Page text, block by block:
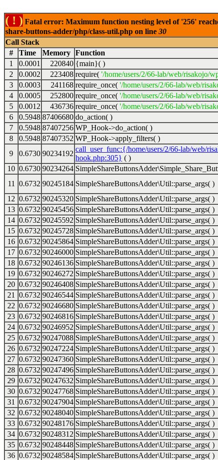
( ! ) Fatal error: Maximum function nesting level of '256'
share-buttons-adder/php/class-util.php on line 30
Call Stack
#
Time Memory Function
1
0.0001 220840 {main}( )
2
0.0002 223408 require( '/home/users/2/66-lab/web/risakojo/
3
0.0003 241168 require_once( '/home/users/2/66-lab/web/
4
0.0005 252800 require_once( '/home/users/2/66-lab/web/
5
0.0012 436736 require_once( '/home/users/2/66-lab/web/
6
0.5948 87406680 do_action( )
7
0.5948 87407256 WP_Hook->do_action( )
8
0.5948 87407352 WP_Hook->apply_filters( )
9
0.6730 90234192
call_user_func:{/home/users/2/66-lab/web/
hook.php:305} ( )
10 0.6730 90234264
11
0.6732 90245184 SimpleShareButtonsAdder\Util::parse_args( )
12 0.6732 90245320 SimpleShareButtonsAdder\Util::parse_args( )
13 0.6732 90245456 SimpleShareButtonsAdder\Util::parse_args( )
14 0.6732 90245592 SimpleShareButtonsAdder\Util::parse_args( )
15 0.6732 90245728 SimpleShareButtonsAdder\Util::parse_args( )
16 0.6732 90245864 SimpleShareButtonsAdder\Util::parse_args( )
17 0.6732 90246000 SimpleShareButtonsAdder\Util::parse_args( )
18 0.6732 90246136 SimpleShareButtonsAdder\Util::parse_args( )
19 0.6732 90246272 SimpleShareButtonsAdder\Util::parse_args( )
20 0.6732 90246408 SimpleShareButtonsAdder\Util::parse_args( )
21
0.6732 90246544 SimpleShareButtonsAdder\Util::parse_args( )
22 0.6732 90246680 SimpleShareButtonsAdder\Util::parse_args( )
23 0.6732 90246816 SimpleShareButtonsAdder\Util::parse_args( )
24 0.6732 90246952 SimpleShareButtonsAdder\Util::parse_args( )
25 0.6732 90247088 SimpleShareButtonsAdder\Util::parse_args( )
26 0.6732 90247224 SimpleShareButtonsAdder\Util::parse_args( )
27 0.6732 90247360 SimpleShareButtonsAdder\Util::parse_args( )
28 0.6732 90247496 SimpleShareButtonsAdder\Util::parse_args( )
29 0.6732 90247632 SimpleShareButtonsAdder\Util::parse_args( )
30 0.6732 90247768 SimpleShareButtonsAdder\Util::parse_args( )
31
0.6732 90247904 SimpleShareButtonsAdder\Util::parse_args( )
32 0.6732 90248040 SimpleShareButtonsAdder\Util::parse_args( )
33 0.6732 90248176 SimpleShareButtonsAdder\Util::parse_args( )
34 0.6732 90248312 SimpleShareButtonsAdder\Util::parse_args( )
35 0.6732 90248448 SimpleShareButtonsAdder\Util::parse_args( )
36 0.6732 90248584 SimpleShareButtonsAdder\Util::parse_args( )